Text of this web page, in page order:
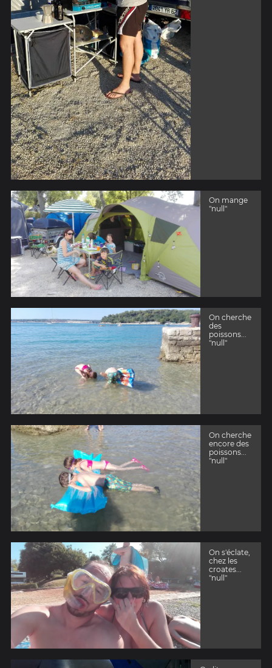
On mange
"null"
On cherche
des
poissons...
"null"
On cherche
encore des
poissons...
"null"
On s'éclate,
chez les
croates...
"null"